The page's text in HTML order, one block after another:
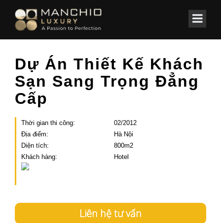
Home/Các công trình /KHÁCH SẠN
Dự Án Thiết Kế Khách
Sạn Sang Trọng Đẳng
Cấp
Thời gian thi công:
02/2012
Địa điểm:
Hà Nội
Diện tích:
800m2
Khách hàng:
Hotel
Liên hệ tư vấn